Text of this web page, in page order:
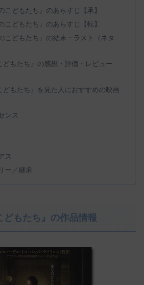
こどもたち』のあらすじ【承】
こどもたち』のあらすじ【転】
こどもたち』の結末・ラスト（ネタ
どもたち』の感想・評価・レビュー
どもたち』を見た人におすすめの映画
ンス
ス
ー／継承
どもたち』の作品情報